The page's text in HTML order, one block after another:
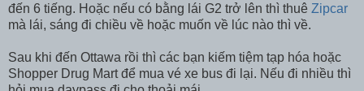
đến 6 tiếng. Hoặc nếu có bằng lái G2 trở lên thì thuê Zipcar
mà lái, sáng đi chiều về hoặc muốn về lúc nào thì về.
Sau khi đến Ottawa rồi thì các bạn kiếm tiệm tạp hóa hoặc
Shopper Drug Mart để mua vé xe bus đi lại. Nếu đi nhiều thì